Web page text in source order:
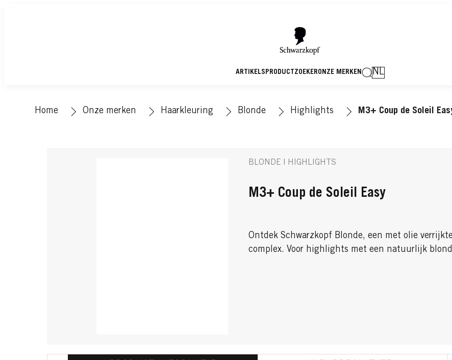
ARTIKELSPRODUCTZOEKERONZE MERKEN NL
Home Onze merken Haarkleuring Blonde Highlights M3+ Coup de Soleil
BLONDE | HIGHLIGHTS
M3+ Coup de Soleil Easy
Ontdek Schwarzkopf Blonde, een met olie
complex. Voor highlights met een natuurlijk